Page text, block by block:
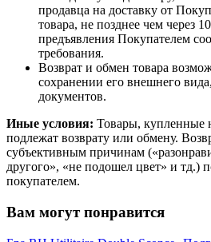
продавца на доставку от
товара, не позднее чем через
предъявления Покупателем
требования.
Возврат и обмен товара
сохранении его внешнего
документов.
Иные условия: Товары, купленные
подлежат возврату или обмену.
субъективным причинам
другого», «не подошел цвет» и тд.)
покупателем.
Вам могут понравится